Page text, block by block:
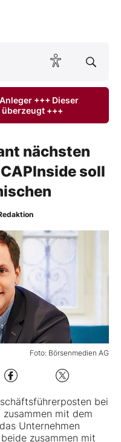
ONLINE lesen
+++ Dieser
+++
nächsten
soll
Foto: Börsenmedien AG
bei
mit dem
Unternehmen
zusammen mit